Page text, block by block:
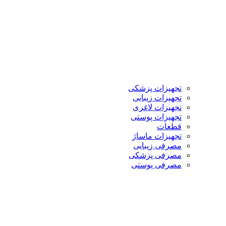
تجهیزات پزشکی
تجهیزات زیبایی
تجهیزات لاغری
تجهیزات پوستی
قطعات
تجهیزات ماساژ
مصرفی زیبایی
مصرفی پزشکی
مصرفی پوستی